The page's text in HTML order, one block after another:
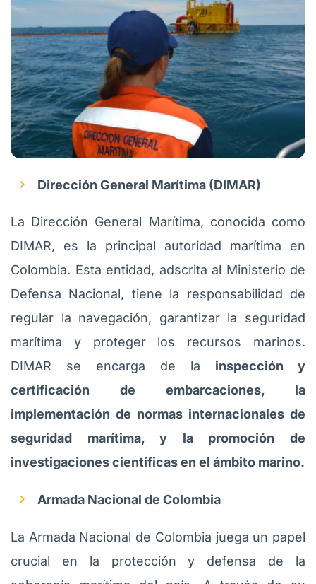
Dirección General Marítima (DIMAR)
La Dirección General Marítima, conocida como
DIMAR, es la principal autoridad marítima en
Colombia. Esta entidad, adscrita al Ministerio de
Defensa Nacional, tiene la responsabilidad de
regular la navegación, garantizar la seguridad
marítima y proteger los recursos marinos.
DIMAR se encarga de la inspección y
certificación de embarcaciones, la
implementación de normas internacionales de
seguridad marítima, y la promoción de
investigaciones científicas en el ámbito marino.
Armada Nacional de Colombia
La Armada Nacional de Colombia juega un papel
crucial en la protección y defensa de la